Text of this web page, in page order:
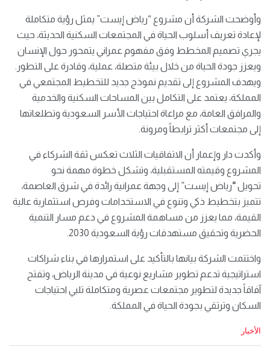
وأوضحت الشركة أن مشروع “رياض إيست” يمثل رؤية متكاملة
لإعادة تعريف أسلوب الحياة في المجتمعات السكنية الحديثة، حيث
يجري تصميم المخطط وفق مفهوم عمراني يتمحور حول الإنسان
ويعزز جودة الحياة من خلال بيئة متصلة، عملية، وقادرة على التطور.
ويهدف المشروع إلى تقديم نموذج جديد للتخطيط المجتمعي في
المملكة، يعتمد على التكامل بين المساحات السكنية والخدمية
والمرافق العامة، مع مراعاة احتياجات الأسر السعودية وتطلعاتها
إلى مجتمعات أكثر ترابطاً ومرونة.
وأكدت دار وإعمار أن الاتفاقيات الثلاث تعكس ثقة الشركاء في
المشروع وقيمته المستقبلية، وتشكل خطوة مهمة نحو
تحويل“رياض إيست” إلى وجهة عمرانية رائدة في شرق العاصمة،
تتميز بتخطيط ذكي وتنوع في الاستخدامات وفرص استثمارية عالية
القيمة، مما يعزز من مساهمة المشروع في دعم مسار التنمية
الحضرية وتحقيق مستهدفات رؤية السعودية 2030.
واختتمت الشركة بيانها بالتأكيد على استمرارها في بناء شراكات
استراتيجية تدعم تطوير مشاريع نوعية في مدينة الرياض، وتفتح
آفاقاً جديدة لتطوير مجتمعات عصرية ومتكاملة تلبي احتياجات
السكان وترتقي بجودة الحياة في المملكة.
Cالأخبار